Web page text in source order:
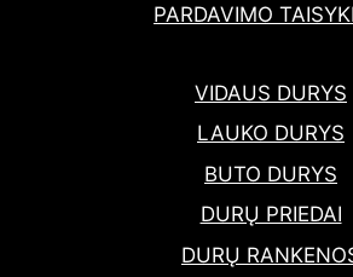
PARDAVIMO
VIDAUS DURYS
LAUKO DURYS
BUTO DURYS
DURŲ PRIEDAI
DURŲ